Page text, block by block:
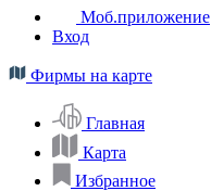
Моб.приложение
Вход
Фирмы на карте
Главная
Карта
Избранное